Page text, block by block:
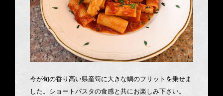
今が旬の香り高い県産筍に大きな鯛のフリットを乗せま
した。ショートパスタの食感と共にお楽しみ下さい。